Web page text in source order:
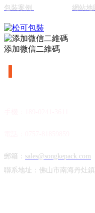
包裝案例
網站地
添加微信二維碼
郵箱： sales@songkepack.com
聯系地址：佛山市南海丹灶